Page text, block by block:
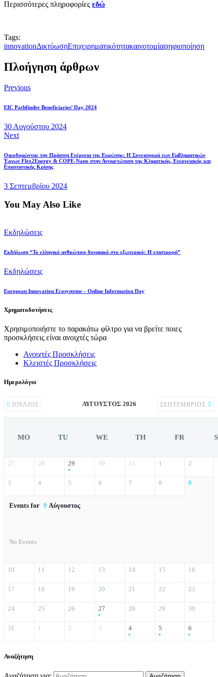
Περισσότερες πληροφορίες εδώ
Tags:
innovationΔικτύωσηΕπιχειρηματικότητακαινοτομίαψηφιοποίηση
Πλοήγηση άρθρων
Previous
EIC Pathfinder Beneficiaries’ Day 2024
30 Αυγούστου 2024
Next
Οικοδομώντας την Πράσινη Ενέργεια της Ευρώπης: Η Συνεισφορά των Εμβληματικών
Έργων Flex2Energy & COPE-Nano στην Αντιμετώπιση της Κλιματικής, Ενεργειακής και
Επισιτιστικής Κρίσης
3 Σεπτεμβρίου 2024
You May Also Like
Εκδηλώσεις
Eκδήλωση “Το ελληνικό ανθρώπινο δυναμικό στο εξωτερικό: Η επιστροφή”
Εκδηλώσεις
European Innovation Ecosystems – Online Information Day
Χρηματοδοτήσεις
Χρησιμοποιήστε το παρακάτω φίλτρο για να βρείτε ποιες
προσκλήσεις είναι ανοιχτές τώρα
Ανοιχτές Προσκλήσεις
Κλειστές Προσκλήσεις
Ημερολόγιο
ΙΟΎΛΙΟΣ ΑΎΓΟΥΣΤΟΣ 2026 ΣΕΠΤΈΜΒΡΙΟΣ
MO TU WE TH FR
27 28 29 30 31 1 2
3 4 5 6 7 8 9
Events for 9 Αύγουστος
No Events
10 11 12 13 14 15 16
17 18 19 20 21 22 23
24 25 26 27 28 29 30
31 1 2 3 4 5 6
Αναζήτηση